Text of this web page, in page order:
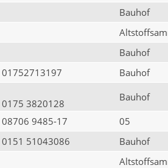
Bauhof
Bauhof
01752713197
Bauhof
0175 3820128
Bauhof
08706 9485-17 05
0151 51043086
Bauhof